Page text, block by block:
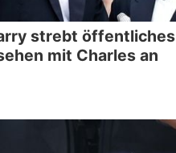
strebt öffentliches
mit Charles an